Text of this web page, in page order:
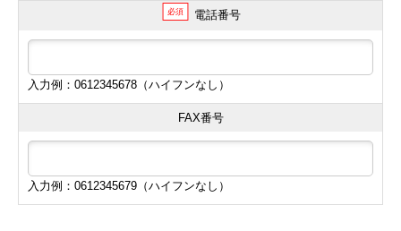
必須 電話番号
入力例：0612345678（ハイフンなし）
FAX番号
入力例：0612345679（ハイフンなし）